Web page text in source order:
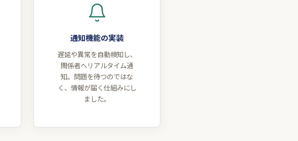
通知機能の実装
遅延や異常を自動検知し、
関係者へリアルタイム通
知。問題を待つのではな
く、情報が届く仕組みにし
ました。